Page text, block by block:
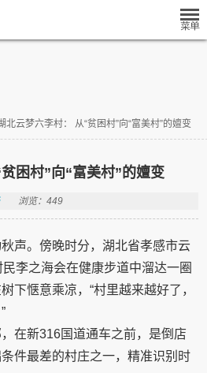
北云梦六李村： 从“贫困村”向“富美村”的嬗变
困村”向“富美村”的嬗变
浏览：449
声。傍晚时分，湖北省孝感市云
李之海会在健康步道中溜达一圈
下惬意乘凉，“村里越来越好了，
在新316国道通车之前，是倒店
件最差的村庄之一，精准识别时